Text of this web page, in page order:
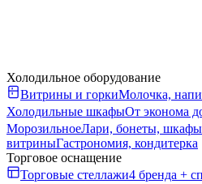
Холодильное оборудование
Витрины и горкиМолочка,
Холодильные шкафыОт эконома
МорозильноеЛари, бонеты, шкафы
витриныГастрономия, кондитерка
Торговое оснащение
Торговые стеллажи4 бренда +